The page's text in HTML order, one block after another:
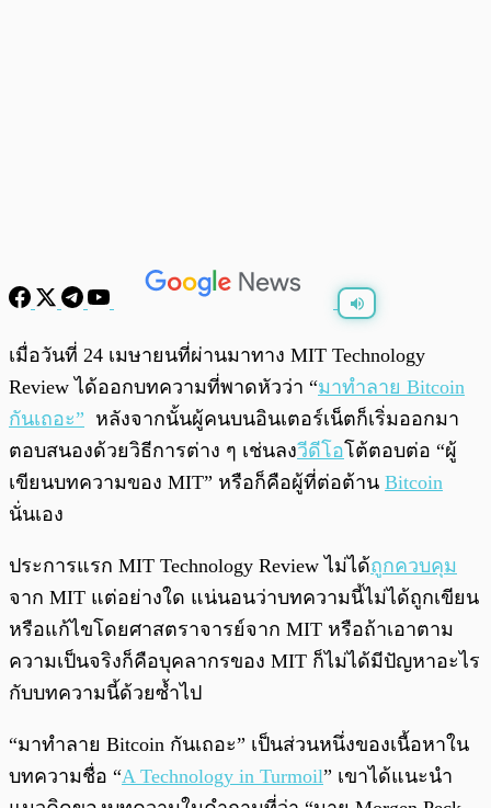
พร้อมเล่น
เมื่อวันที่ 24 เมษายนที่ผ่านมาทาง MIT Technology
Review ได้ออกบทความที่พาดหัวว่า “มาทำลาย Bitcoin
กันเถอะ” หลังจากนั้นผู้คนบนอินเตอร์เน็ตก็เริ่มออกมา
ตอบสนองด้วยวิธีการต่าง ๆ เช่นลงวีดีโอโต้ตอบต่อ “ผู้
เขียนบทความของ MIT” หรือก็คือผู้ที่ต่อต้าน Bitcoin
นั่นเอง
ประการแรก MIT Technology Review ไม่ได้ถูกควบคุม
จาก MIT แต่อย่างใด แน่นอนว่าบทความนี้ไม่ได้ถูกเขียน
หรือแก้ไขโดยศาสตราจารย์จาก MIT หรือถ้าเอาตาม
ความเป็นจริงก็คือบุคลากรของ MIT ก็ไม่ได้มีปัญหาอะไร
กับบทความนี้ด้วยซ้ำไป
“มาทำลาย Bitcoin กันเถอะ” เป็นส่วนหนึ่งของเนื้อหาใน
บทความชื่อ “A Technology in Turmoil” เขาได้แนะนำ